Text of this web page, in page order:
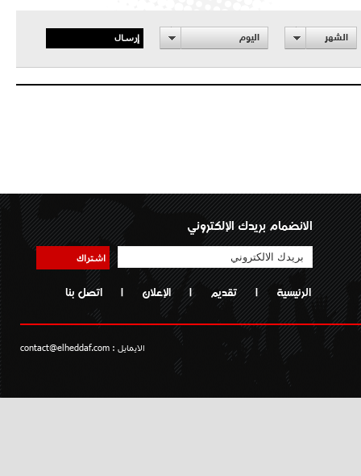
الشهر اليوم إرسال
الانضمام بريدك الإلكتروني
اشتراك
الرئيسية | تقديم | الإعلان | اتصل بنا
الايمايل : contact@elheddaf.com